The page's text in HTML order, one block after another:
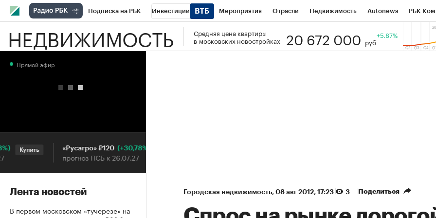
Подписка на РБК Инвестиции Мероприятия Отрасли Недвижимость Autonews РБК
РБК Вино Спорт Школа управления РБК РБК Образование Тренды
НЕДВИЖИМОСТЬ
Средняя цена квартиры
в московских новостройках
20 672 000 руб
+5.87%
Городская недвижимость⁠, 08 авг 2012, 17:23 3 Поделиться
Прямой эфир
Купить «Русагро» ₽120 (+30,78%)
прогноз ПСБ к 26.07.27
Лента новостей
В первом московском «тучерезе» на